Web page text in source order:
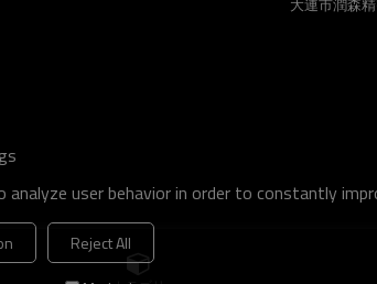
連市潤森精密機械加工
user behavior in order to constantly
Reject All